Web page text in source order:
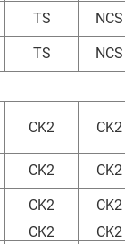
TS NCS
TS
NCS
CK2 CK2
CK2 CK2
CK2
CK2
CK2
CK2